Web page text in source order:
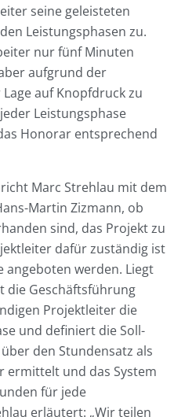
seine geleisteten
Leistungsphasen zu.
nur fünf Minuten
aufgrund der
auf Knopfdruck zu
Leistungsphase
Honorar entsprechend
Marc Strehlau mit dem
Martin Zizmann, ob
sind, das Projekt zu
dafür zuständig ist
angeboten werden. Liegt
die Geschäftsführung
Projektleiter die
und definiert die Soll-
den Stundensatz als
und das System
für jede
erläutert: „Wir teilen